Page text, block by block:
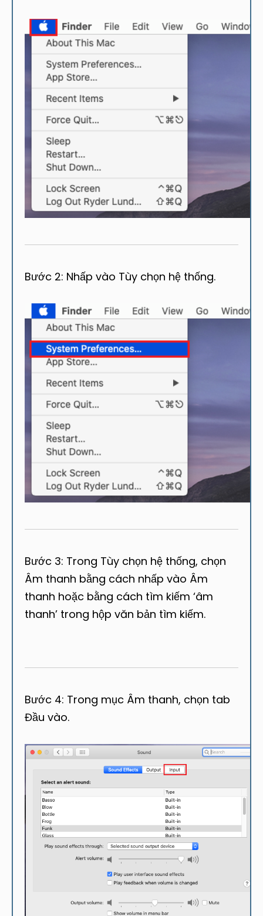
Bước 2: Nhấp vào Tùy chọn hệ thống.
Bước 3: Trong Tùy chọn hệ thống, chọn
Âm thanh bằng cách nhấp vào Âm
thanh hoặc bằng cách tìm kiếm ‘âm
thanh’ trong hộp văn bản tìm kiếm.
Bước 4: Trong mục Âm thanh, chọn tab
Đầu vào.